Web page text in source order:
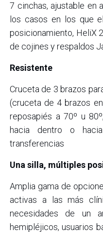
7 cinchas, ajustable en
los casos en los que
posicionamiento, HeliX
de cojines y respaldos
Resistente
Cruceta de 3 brazos
(cruceta de 4 brazos
reposapiés a 70º u
hacia dentro o
transferencias
Una silla, múltiples
Amplia gama de
activas a las más
necesidades de un
hemipléjicos, usuarios